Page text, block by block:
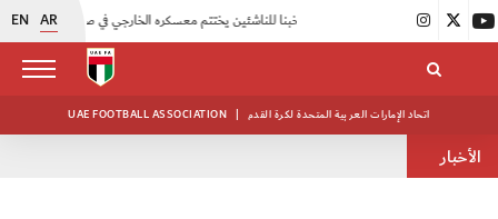
EN AR
UAE FOOTBALL ASSOCIATION | اتحاد الإمارات العربية المتحدة لكرة القدم
الأخبار